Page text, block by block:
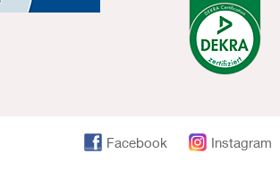
Facebook Instagram